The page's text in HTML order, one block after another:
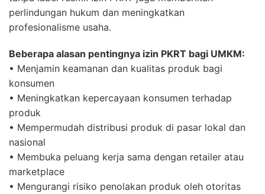
perlindungan hukum dan meningkatkan
profesionalisme usaha.
Beberapa alasan pentingnya izin PKRT bagi UMKM:
• Menjamin keamanan dan kualitas produk bagi
konsumen
• Meningkatkan kepercayaan konsumen terhadap
produk
• Mempermudah distribusi produk di pasar lokal dan
nasional
• Membuka peluang kerja sama dengan retailer atau
marketplace
• Mengurangi risiko penolakan produk oleh otoritas